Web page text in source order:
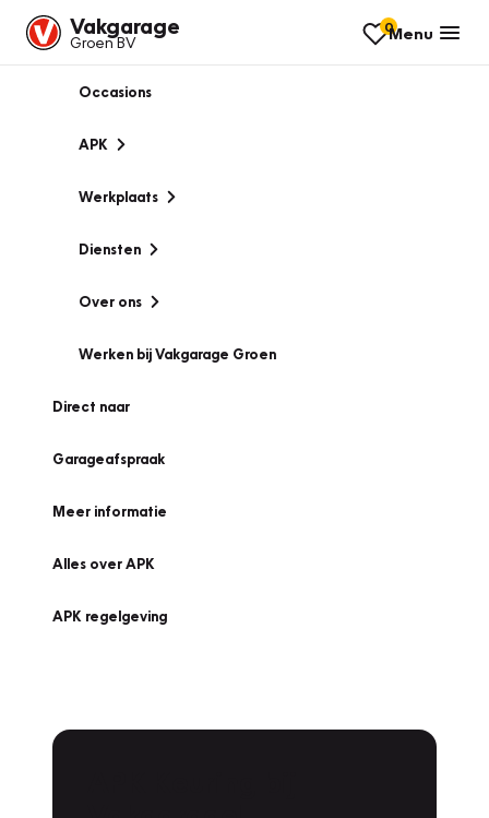
Vakgarage
Groen BV
0Menu
Occasions
APK
Werkplaats
Diensten
Over ons
Werken bij Vakgarage Groen
Direct naar
Garageafspraak
Meer informatie
Alles over APK
APK regelgeving